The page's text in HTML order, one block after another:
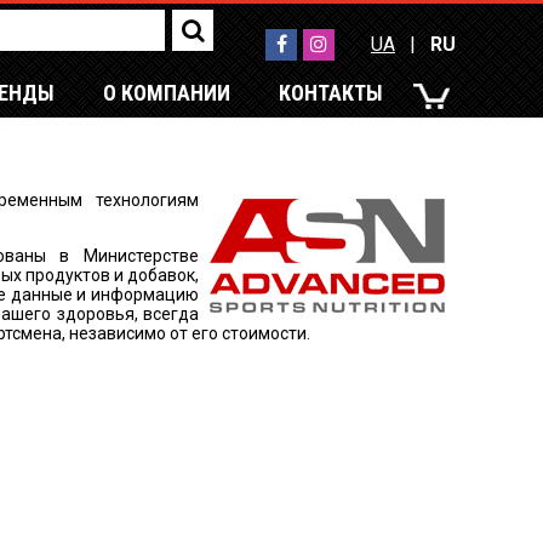
UA|RU
О КОМПАНИИ КОНТАКТЫ
технологиям
в Министерстве
продуктов и добавок,
данные и информацию
здоровья, всегда
независимо от его стоимости.